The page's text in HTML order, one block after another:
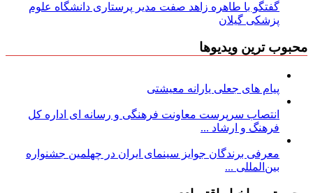
گفتگو با طاهره زاهد صفت مدیر پرستاری دانشگاه علوم
پزشکی گیلان
محبوب ترین ویدیوها
پیام های جعلی یارانه معیشتی
انتصاب سرپرست معاونت فرهنگی و رسانه ای اداره کل
فرهنگ و ارشاد ...
معرفی برندگان جوایز سینمای ایران در چهلمین جشنواره
بین‌المللی ...